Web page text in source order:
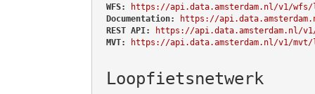
WFS:
https://api.data.amsterdam.nl/v1/
Documentation:
https://
REST API:
https://api.data.amsterdam.nl/
MVT:
https://api.data.amsterdam.nl/v1/
Loopfietsnetwerk